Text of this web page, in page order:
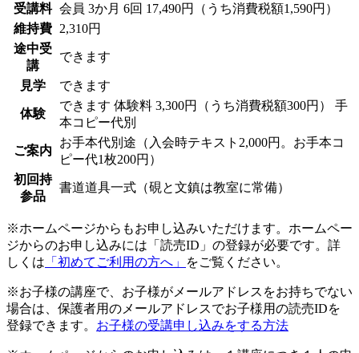
受講料 会員 3か月 6回 17,490円（うち消費税額1,590円）
維持費
2,310円
途中受
講
できます
見学 できます
体験
できます 体験料 3,300円（うち消費税額300円） 手
本コピー代別
ご案内
お手本代別途（入会時テキスト2,000円。お手本コ
ピー代1枚200円）
初回持
参品
書道道具一式（硯と文鎮は教室に常備）
※ホームページからもお申し込みいただけます。ホームペー
ジからのお申し込みには「読売ID」の登録が必要です。詳
しくは 「初めてご利用の方へ」 をご覧ください。
※お子様の講座で、お子様がメールアドレスをお持ちでない
場合は、保護者用のメールアドレスでお子様用の読売IDを
登録できます。 お子様の受講申し込みをする方法